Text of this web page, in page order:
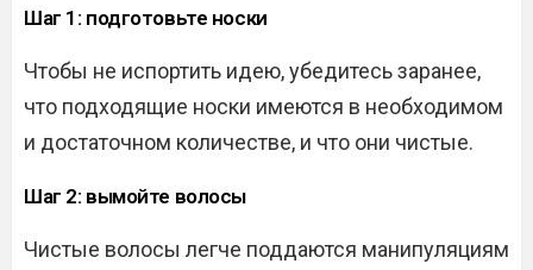
Шаг 1: подготовьте носки
Чтобы не испортить идею, убедитесь заранее,
что подходящие носки имеются в необходимом
и достаточном количестве, и что они чистые.
Шаг 2: вымойте волосы
Чистые волосы легче поддаются манипуляциям